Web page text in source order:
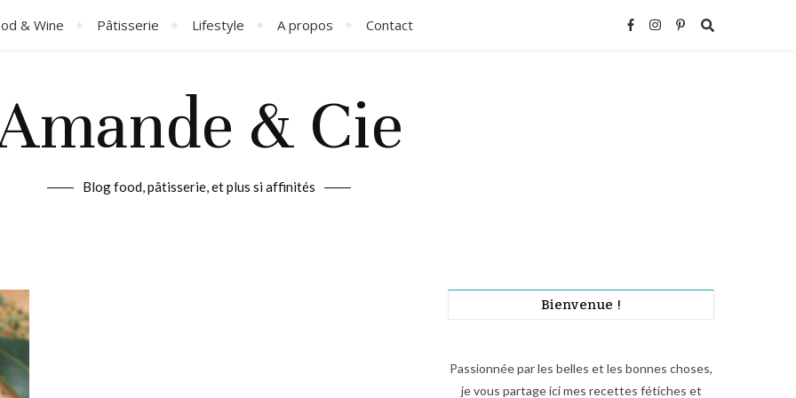
& Wine Pâtisserie Lifestyle A propos Contact
& Cie
Blog food, pâtisserie, et plus si affinités
Bienvenue !
Passionnée par les belles et les bonnes choses,
je vous partage ici mes recettes fétiches et